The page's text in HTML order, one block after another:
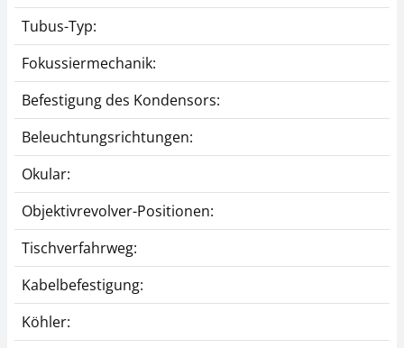
Mikroskopadapter
KERN OBB-A1140
CHF 99,00
CHF 107,02 inkl. Mwst.
KERN OBB-A1214
CHF 306,00
Tubus-Typ:
Fokussiermechanik:
Befestigung des Kondensors:
Beleuchtungsrichtungen:
Okular:
Objektivrevolver-Positionen:
Tischverfahrweg:
Kabelbefestigung:
Köhler: